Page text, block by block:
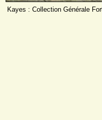
Kayes : Collection Générale